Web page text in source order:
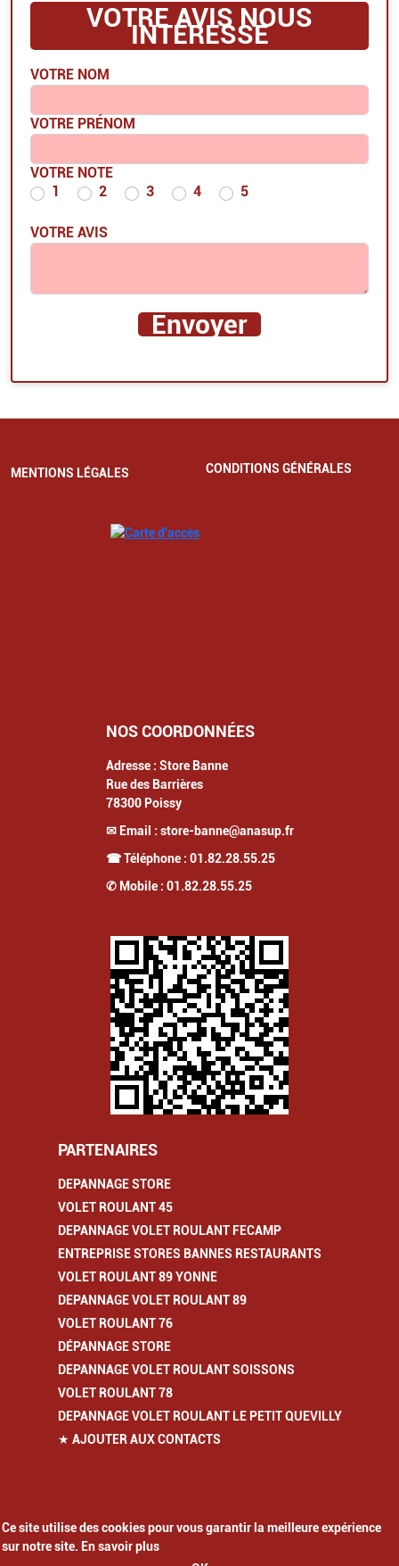
VOTRE AVIS NOUS
INTÉRESSE
VOTRE NOM
VOTRE PRÉNOM
VOTRE NOTE
1
2 3 4 5
VOTRE AVIS
MENTIONS LÉGALES CONDITIONS GÉNÉRALES
NOS COORDONNÉES
Adresse : Store Banne
Rue des Barrières
78300 Poissy
✉ Email : store-banne@anasup.fr
☎ Téléphone : 01.82.28.55.25
✆ Mobile : 01.82.28.55.25
PARTENAIRES
DEPANNAGE STORE
VOLET ROULANT 45
DEPANNAGE VOLET ROULANT FECAMP
ENTREPRISE STORES BANNES RESTAURANTS
VOLET ROULANT 89 YONNE
DEPANNAGE VOLET ROULANT 89
VOLET ROULANT 76
DÉPANNAGE STORE
DEPANNAGE VOLET ROULANT SOISSONS
VOLET ROULANT 78
DEPANNAGE VOLET ROULANT LE PETIT QUEVILLY
★ AJOUTER AUX CONTACTS
Ce site utilise des cookies pour vous garantir la meilleure expérience
sur notre site. En savoir plus